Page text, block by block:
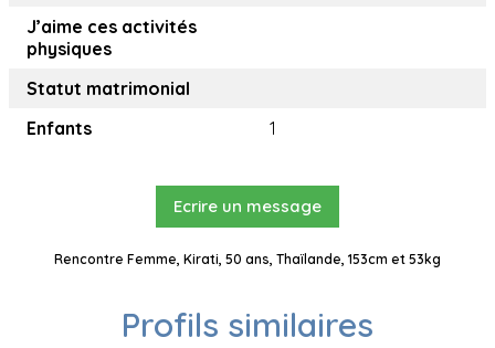
J’aime ces activités
physiques
Statut matrimonial
Enfants
1
Ecrire un message
Rencontre Femme, Kirati, 50 ans, Thaïlande, 153cm et 53kg
Profils similaires